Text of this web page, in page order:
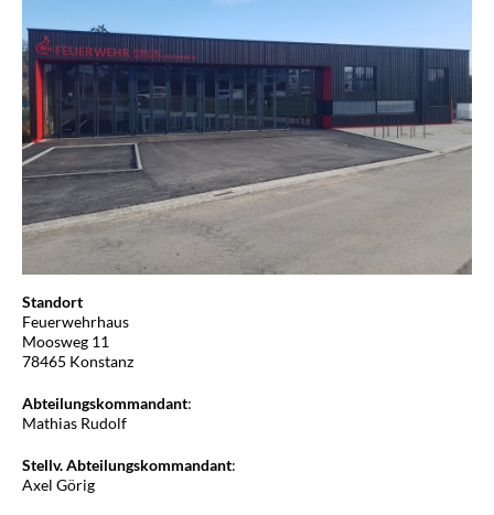
Standort
Feuerwehrhaus
Moosweg 11
78465 Konstanz
Abteilungskommandant:
Mathias Rudolf
Stellv.Abteilungskommandant:
Axel Görig